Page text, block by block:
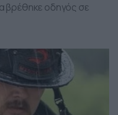
οδηγός σε